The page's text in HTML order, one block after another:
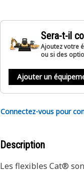
Sera-t-il
Ajoutez votre
ou si des
Ajouter un
Connectez-vous pour
Description
Les flexibles Cat®